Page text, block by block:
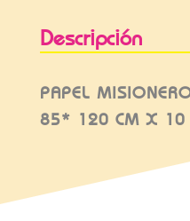
Descripción
PAPEL
85* 120 CM X 10